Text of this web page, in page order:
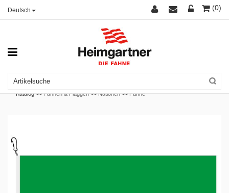
Deutsch (0)
Katalog >>Fahnen & Flaggen >>Nationen >>Fahne